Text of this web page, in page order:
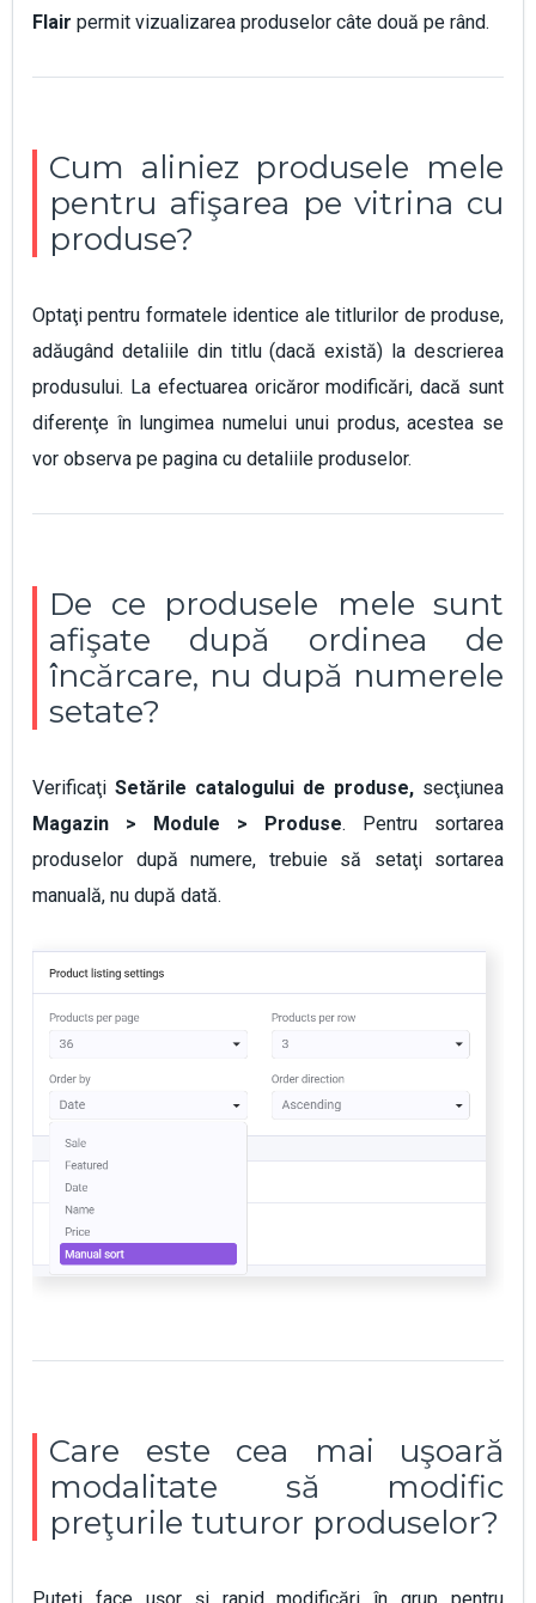
Flair permit vizualizarea produselor câte două pe rând.
Cum aliniez produsele mele
pentru afişarea pe vitrina cu
produse?
Optaţi pentru formatele identice ale titlurilor de produse,
adăugând detaliile din titlu (dacă există) la descrierea
produsului. La efectuarea oricăror modificări, dacă sunt
diferenţe în lungimea numelui unui produs, acestea se
vor observa pe pagina cu detaliile produselor.
De ce produsele mele sunt
afişate după ordinea de
încărcare, nu după numerele
setate?
Verificaţi Setările catalogului de produse, secţiunea
Magazin > Module > Produse. Pentru sortarea
produselor după numere, trebuie să setaţi sortarea
manuală, nu după dată.
Care este cea mai uşoară
modalitate să modific
preţurile tuturor produselor?